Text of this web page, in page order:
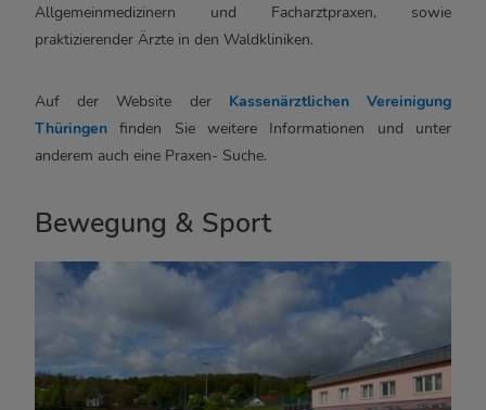
Allgemeinmedizinern und Facharztpraxen, sowie
praktizierender Ärzte in den Waldkliniken.
Auf der Website der Kassenärztlichen Vereinigung
Thüringen finden Sie weitere Informationen und unter
anderem auch eine Praxen- Suche.
Bewegung & Sport